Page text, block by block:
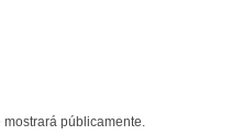
públicamente.